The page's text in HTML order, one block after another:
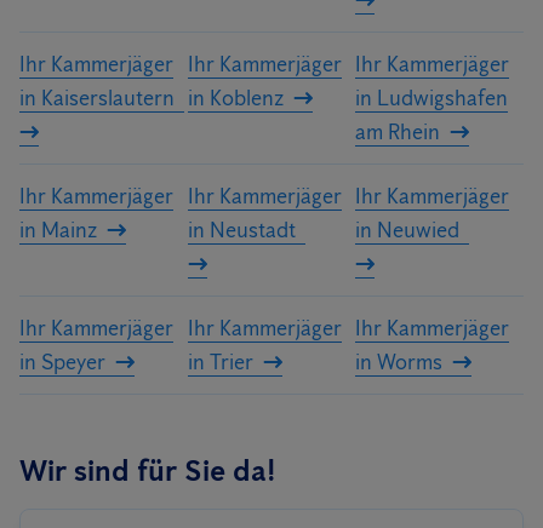
Ihr Kammerjäger
in Kaiserslautern
Ihr Kammerjäger
in Koblenz
Ihr Kammerjäger
in Ludwigshafen
am Rhein
Ihr Kammerjäger
in Mainz
Ihr Kammerjäger
in Neustadt
Ihr Kammerjäger
in Neuwied
Ihr Kammerjäger
in Speyer
Ihr Kammerjäger
in Trier
Ihr Kammerjäger
in Worms
Wir sind für Sie da!